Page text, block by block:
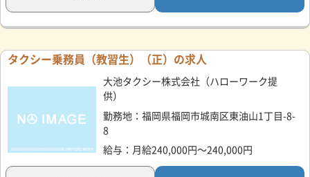
タクシー乗務員（教習生）（正）の求人
大池タクシー株式会社（ハローワーク提
供）
勤務地：福岡県福岡市城南区東油山1丁目-8-
8
給与：月給240,000円～240,000円